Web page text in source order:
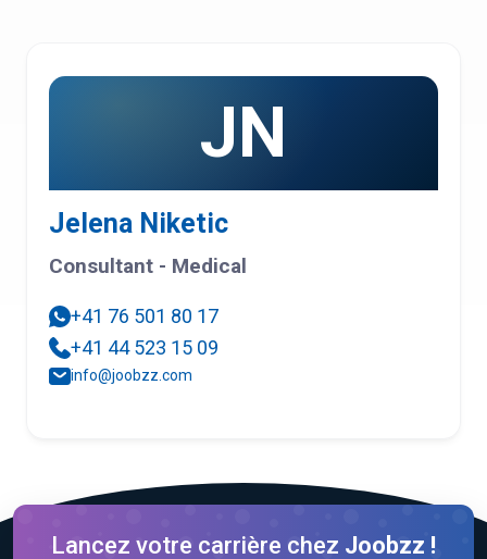
JN
Jelena Niketic
Consultant - Medical
+41 76 501 80 17
+41 44 523 15 09
info@joobzz.com
Lancez votre carrière chez Joobzz !